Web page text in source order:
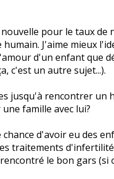
pour le taux de
J'aime mieux
d'un enfant que
c'est un autre sujet...).
jusqu'à rencontrer un
famille avec lui?
d'avoir eu des
traitements
le bon gars (si